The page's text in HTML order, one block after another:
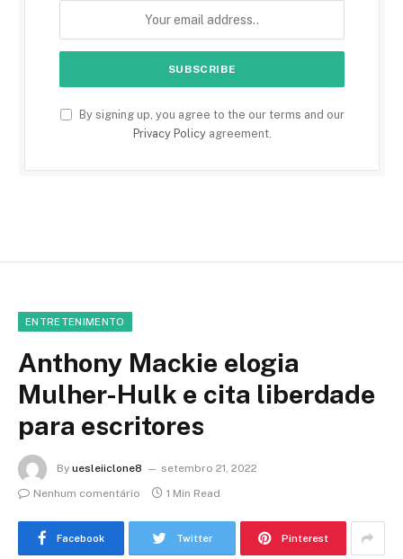
By signing up, you agree to the our terms and our
Privacy Policyagreement.
ENTRETENIMENTO
Anthony Mackie elogia
Mulher-Hulk e cita liberdade
para escritores
By uesleiiclone8
setembro 21, 2022
Nenhum comentário
1 Min Read
Facebook Twitter Pinterest